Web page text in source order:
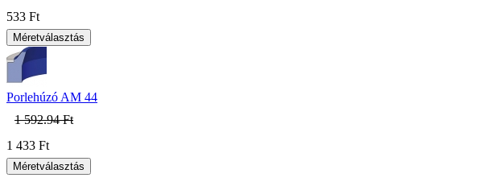
533 Ft
Porlehúzó AM 44
1 592.94 Ft
1 433 Ft